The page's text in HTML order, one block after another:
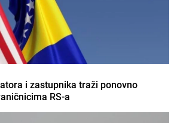
i zastupnika traži ponovno
RS-a